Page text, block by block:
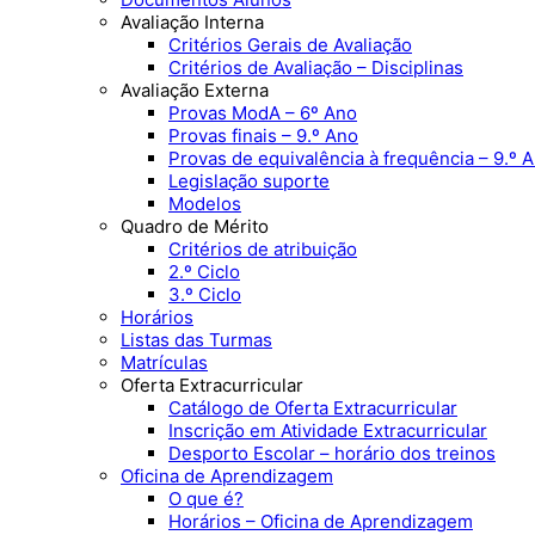
Avaliação Interna
Critérios Gerais de Avaliação
Critérios de Avaliação – Disciplinas
Avaliação Externa
Provas ModA – 6º Ano
Provas finais – 9.º Ano
Provas de equivalência à frequência – 9.º
Legislação suporte
Modelos
Quadro de Mérito
Critérios de atribuição
2.º Ciclo
3.º Ciclo
Horários
Listas das Turmas
Matrículas
Oferta Extracurricular
Catálogo de Oferta Extracurricular
Inscrição em Atividade Extracurricular
Desporto Escolar – horário dos treinos
Oficina de Aprendizagem
O que é?
Horários – Oficina de Aprendizagem